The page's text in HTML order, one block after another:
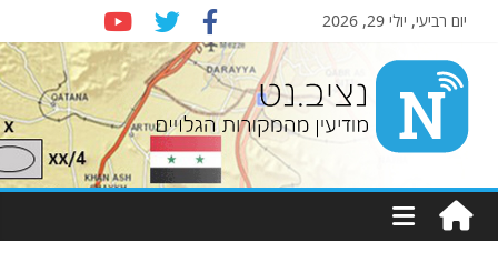
יום רביעי, יולי 29, 2026
Nziv.net
מודיעין
מהמקורות